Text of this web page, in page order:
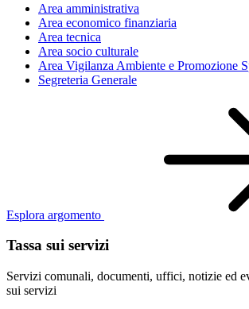
Area amministrativa
Area economico finanziaria
Area tecnica
Area socio culturale
Area Vigilanza Ambiente e Promozione
Segreteria Generale
Esplora argomento
Tassa sui servizi
Servizi comunali, documenti, uffici, notizie ed
sui servizi